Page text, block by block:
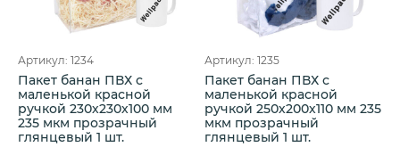
Артикул: 1234
Пакет банан ПВХ с
маленькой красной
ручкой 230х230х100 мм
235 мкм прозрачный
глянцевый 1 шт.
Артикул: 1235
Пакет банан ПВХ с
маленькой красной
ручкой 250х200х110 мм 235
мкм прозрачный
глянцевый 1 шт.